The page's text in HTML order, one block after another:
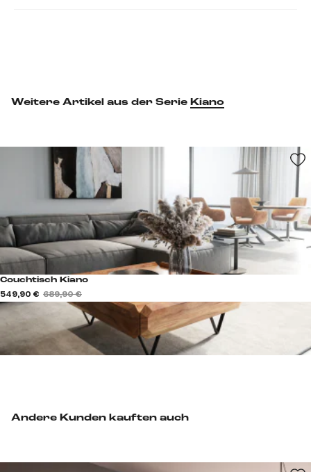
Andere Kunden kauften auch
Weitere Artikel aus der Serie Kiano
Couchtisch Kiano
549,90 € 689,90 €